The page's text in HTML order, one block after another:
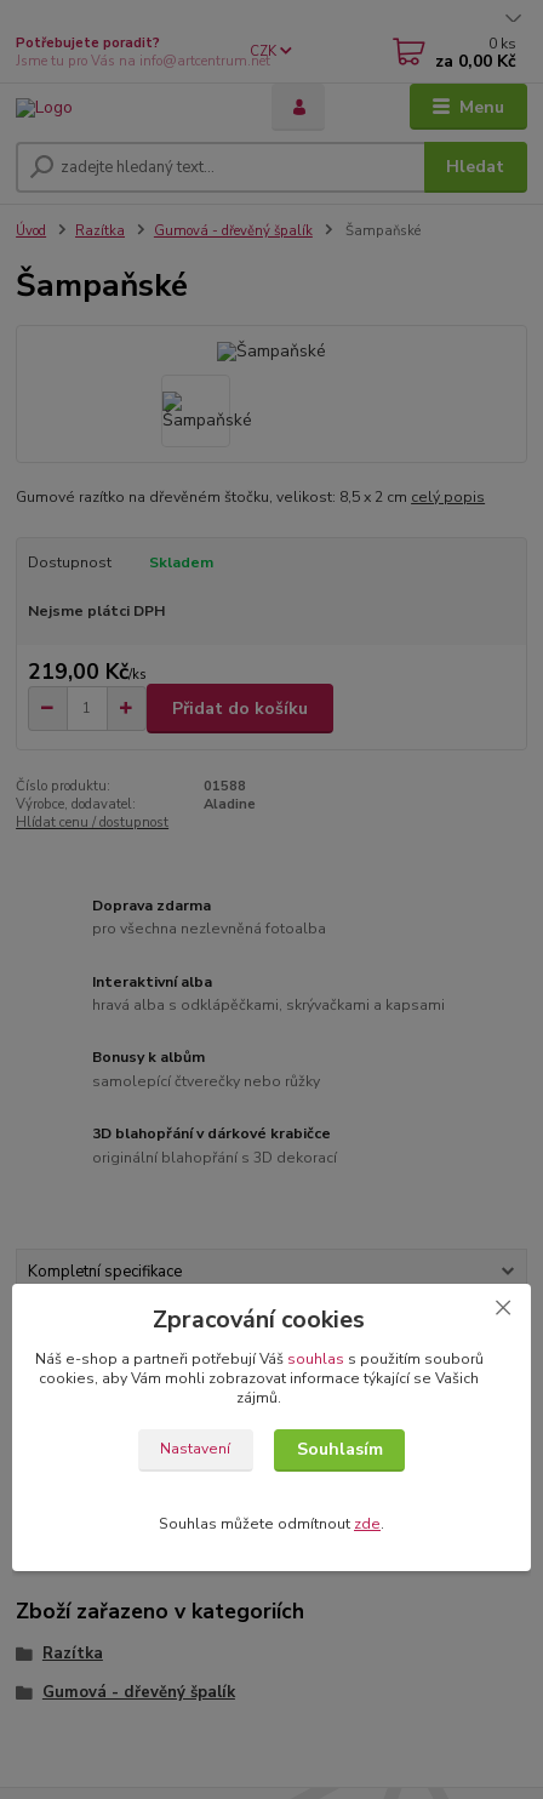
Menu
CZK
Hledat
Potřebujete poradit?
Jsme tu pro Vás na info@artcentrum.net
0 ks
za 0,00 Kč
Úvod Razítka Gumová - dřevěný špalík Šampaňské
Šampaňské
Gumové razítko na dřevěném štočku, velikost: 8,5 x 2 cm celý popis
Dostupnost Skladem
Nejsme plátci DPH
219,00 Kč/ks
Přidat do košíku
Číslo produktu:
01588
Výrobce, dodavatel:
Aladine
Hlídat cenu / dostupnost
Doprava zdarma
pro všechna nezlevněná fotoalba
Interaktivní alba
hravá alba s odklápěčkami, skrývačkami a kapsami
Bonusy k albům
samolepící čtverečky nebo růžky
3D blahopřání v dárkové krabičce
originální blahopřání s 3D dekorací
Kompletní specifikace
Kompletní specifikace
Gumové razítko na dřevěném štočku, velikost: 8,5 x 2 cm
Zboží zařazeno v kategoriích
Razítka
Gumová - dřevěný špalík
Zpracování cookies
Náš e-shop a partneři potřebují Váš souhlas s použitím souborů
cookies, aby Vám mohli zobrazovat informace týkající se Vašich
zájmů.
Nastavení Souhlasím
Souhlas můžete odmítnout zde.